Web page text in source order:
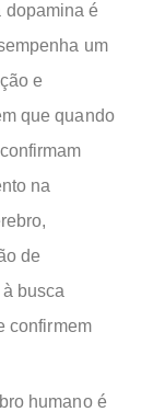
dopamina é
um
e
que quando
na
de
busca
confirmem
humano é